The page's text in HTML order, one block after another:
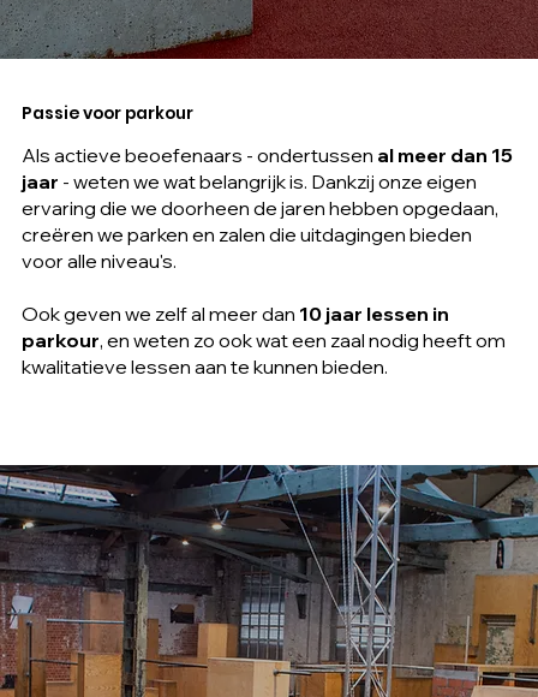
Passie voor parkour
Als actieve beoefenaars - ondertussen al meer dan 15
jaar - weten we wat belangrijk is. Dankzij onze eigen
ervaring die we doorheen de jaren hebben opgedaan,
creëren we parken en zalen die uitdagingen bieden
voor alle niveau's.
Ook geven we zelf al meer dan 10 jaar lessen in
parkour, en weten zo ook wat een zaal nodig heeft om
kwalitatieve lessen aan te kunnen bieden.